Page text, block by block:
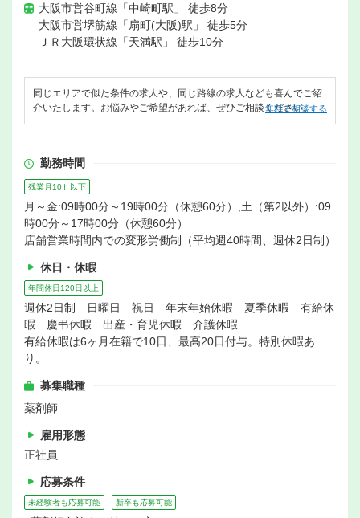
大阪市営谷町線「中崎町駅」 徒歩8分
大阪市営堺筋線「扇町(大阪)駅」 徒歩5分
ＪＲ大阪環状線「天満駅」 徒歩10分
同じエリアで似た条件の求人や、同じ路線の求人なども喜んでご紹
介いたします。お悩みやご希望があれば、ぜひご相談ください。
無料で相談する
勤務時間
残業月10ｈ以下
月～金:09時00分～19時00分（休憩60分）,土（第2以外）:09
時00分～17時00分（休憩60分）
店舗営業時間内での変形労働制（平均週40時間、週休2日制）
休日・休暇
年間休日120日以上
週休2日制 日曜日 祝日 年末年始休暇 夏季休暇 有給休
暇 慶弔休暇 出産・育児休暇 介護休暇
有給休暇は6ヶ月在籍で10日、最高20日付与。特別休暇あ
り。
募集職種
薬剤師
雇用形態
正社員
応募条件
未経験者も応募可能 新卒も応募可能